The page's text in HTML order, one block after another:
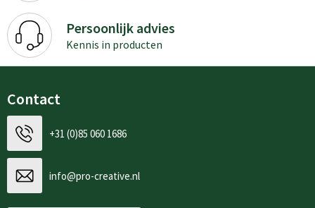
Persoonlijk advies
Kennis in producten
Contact
+31 (0)85 060 1686
info@pro-creative.nl